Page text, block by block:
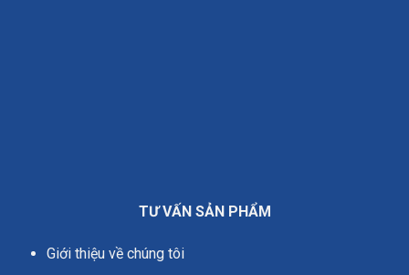
TƯ VẤN SẢN PHẨM
Giới thiệu về chúng tôi